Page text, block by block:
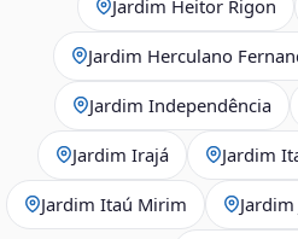
Jardim Heitor Rigon
Jardim Herculano
Jardim Independência
Jardim Irajá Jardim
Jardim Itaú Mirim Jardim